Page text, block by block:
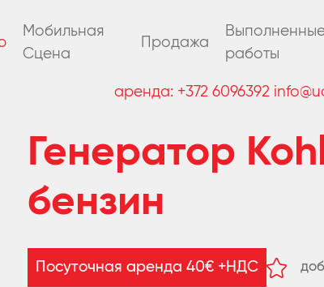
Mобильная
Cцена
Продажа
работы
аренда: +372 6096392
Генератор
бензин
Посуточная аренда 40€ +НДС